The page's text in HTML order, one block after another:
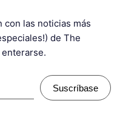
las noticias más
de The
Suscríbase